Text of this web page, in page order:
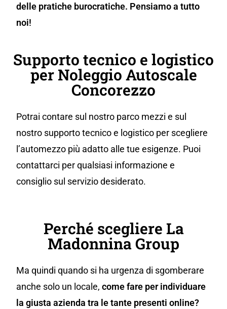
delle pratiche burocratiche. Pensiamo a tutto
noi!
Supporto tecnico e logistico
per Noleggio Autoscale
Concorezzo
Potrai contare sul nostro parco mezzi e sul
nostro supporto tecnico e logistico per scegliere
l’automezzo più adatto alle tue esigenze. Puoi
contattarci per qualsiasi informazione e
consiglio sul servizio desiderato.
Perché scegliere La
Madonnina Group
Ma quindi quando si ha urgenza di sgomberare
anche solo un locale, come fare per individuare
la giusta azienda tra le tante presenti online?